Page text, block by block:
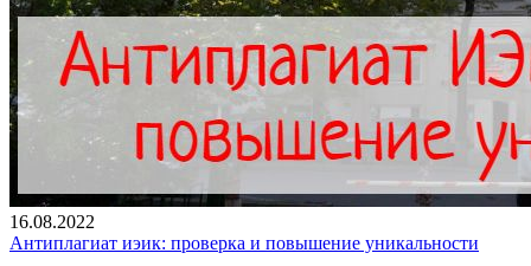
16.08.2022
Антиплагиат иэик: проверка и повышение уникальности